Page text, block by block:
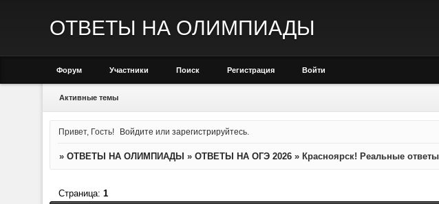
ОТВЕТЫ НА ОЛИМПИАДЫ
Форум Участники Поиск Регистрация Войти
Активные темы
Привет, Гость! Войдите илизарегистрируйтесь
» ОТВЕТЫ НА ОЛИМПИАДЫ » ОТВЕТЫ НА ОГЭ 2026 » Красноярск! Реальные
Страница: 1